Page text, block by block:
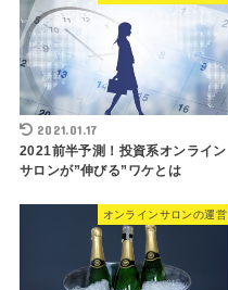
2021.01.17
2021前半予測！投資系オンライン
サロンが”伸びる”ワケとは
オンラインサロンの運営